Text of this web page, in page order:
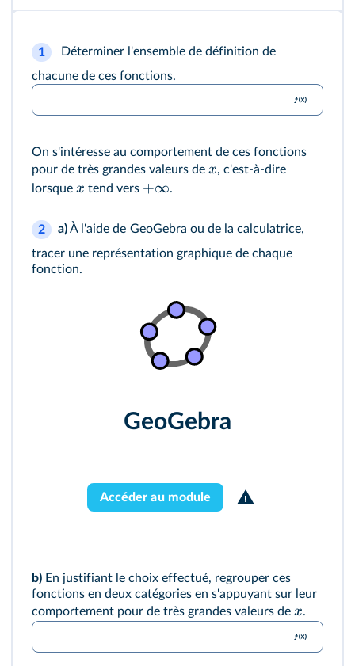
1
chacune de ces fonctions.
On s'intéresse au comportement de ces fonctions
pour de très grandes valeurs de x, c'est-à-dire
lorsque x tend vers +∞.
2 a)À l'aide de GeoGebra ou de la calculatrice,
tracer une représentation graphique de chaque
fonction.
GeoGebra
Accéder au module
b) En justifiant le choix effectué, regrouper ces
fonctions en deux catégories en s'appuyant sur leur
comportement pour de très grandes valeurs de x.